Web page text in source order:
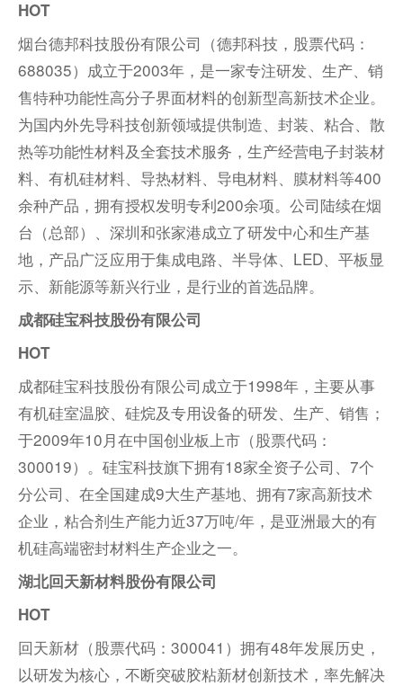
HOT
烟台德邦科技股份有限公司（德邦科技，股票代码：
688035）成立于2003年，是一家专注研发、生产、销
售特种功能性高分子界面材料的创新型高新技术企业。
为国内外先导科技创新领域提供制造、封装、粘合、散
热等功能性材料及全套技术服务，生产经营电子封装材
料、有机硅材料、导热材料、导电材料、膜材料等400
余种产品，拥有授权发明专利200余项。公司陆续在烟
台（总部）、深圳和张家港成立了研发中心和生产基
地，产品广泛应用于集成电路、半导体、LED、平板显
示、新能源等新兴行业，是行业的首选品牌。
成都硅宝科技股份有限公司
HOT
成都硅宝科技股份有限公司成立于1998年，主要从事
有机硅室温胶、硅烷及专用设备的研发、生产、销售；
于2009年10月在中国创业板上市（股票代码：
300019）。硅宝科技旗下拥有18家全资子公司、7个
分公司、在全国建成9大生产基地、拥有7家高新技术
企业，粘合剂生产能力近37万吨/年，是亚洲最大的有
机硅高端密封材料生产企业之一。
湖北回天新材料股份有限公司
HOT
回天新材（股票代码：300041）拥有48年发展历史，
以研发为核心，不断突破胶粘新材创新技术，率先解决